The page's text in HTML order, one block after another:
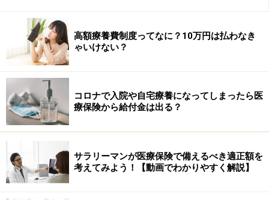
高額療養費制度ってなに？10万円は払わなき
ゃいけない？
コロナで入院や自宅療養になってしまったら医
療保険から給付金は出る？
サラリーマンが医療保険で備えるべき適正額を
考えてみよう！【動画でわかりやすく解説】